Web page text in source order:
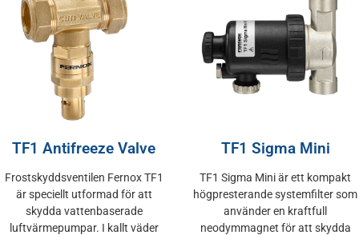
TF1 Antifreeze Valve
Frostskyddsventilen Fernox TF1
är speciellt utformad för att
skydda vattenbaserade
luftvärmepumpar. I kallt väder
TF1 Sigma Mini
TF1 Sigma Mini är ett kompakt
högpresterande systemfilter som
använder en kraftfull
neodymmagnet för att skydda